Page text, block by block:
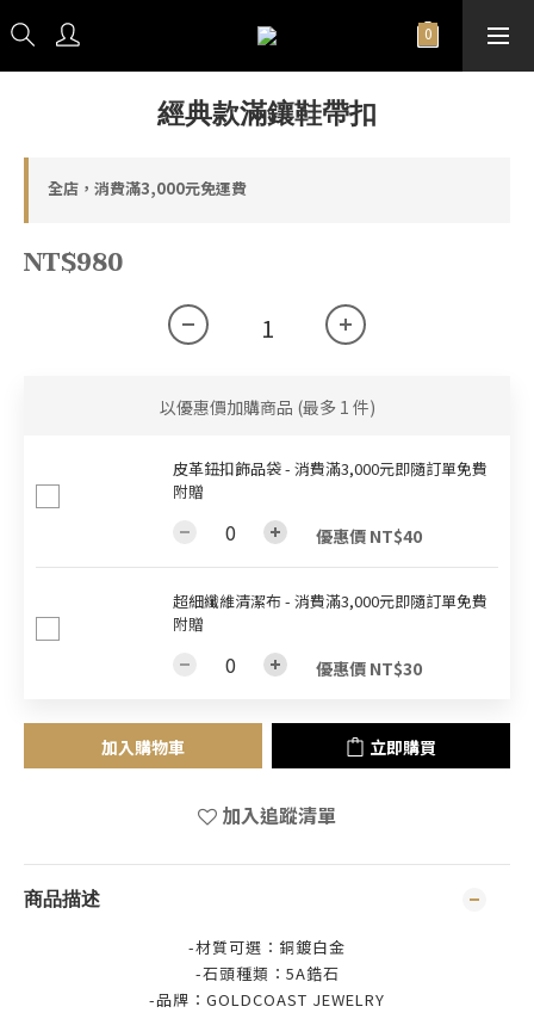
經典款滿鑲鞋帶扣
全店，消費滿3,000元免運費
NT$980
以優惠價加購商品 (最多 1 件)
皮革鈕扣飾品袋 - 消費滿3,000元即隨訂單免費
附贈
優惠價 NT$40
超細纖維清潔布 - 消費滿3,000元即隨訂單免費
附贈
優惠價 NT$30
加入購物車 立即購買
加入追蹤清單
商品描述
-材質可選：銅鍍白金
-石頭種類：5A鋯石
-品牌： GOLDCOAST JEWELRY